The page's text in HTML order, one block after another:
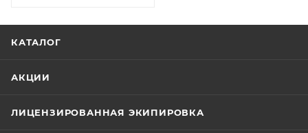
КАТАЛОГ
АКЦИИ
ЛИЦЕНЗИРОВАННАЯ ЭКИПИРОВКА